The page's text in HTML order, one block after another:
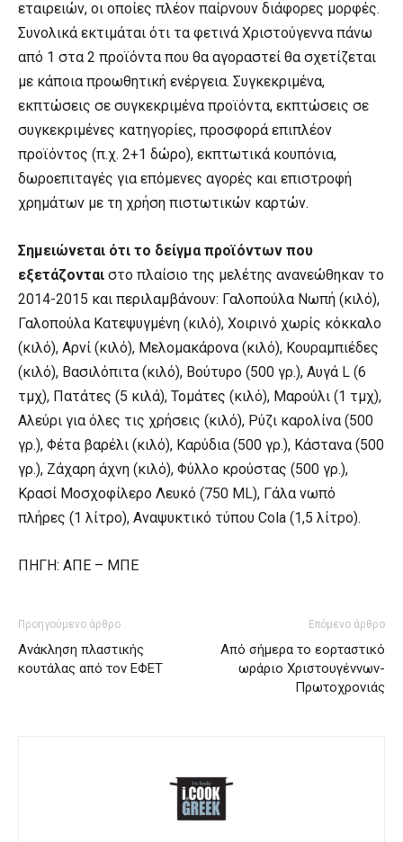
εταιρειών, οι οποίες πλέον παίρνουν διάφορες μορφές.
Συνολικά εκτιμάται ότι τα φετινά Χριστούγεννα πάνω
από 1 στα 2 προϊόντα που θα αγοραστεί θα σχετίζεται
με κάποια προωθητική ενέργεια. Συγκεκριμένα,
εκπτώσεις σε συγκεκριμένα προϊόντα, εκπτώσεις σε
συγκεκριμένες κατηγορίες, προσφορά επιπλέον
προϊόντος (π.χ. 2+1 δώρο), εκπτωτικά κουπόνια,
δωροεπιταγές για επόμενες αγορές και επιστροφή
χρημάτων με τη χρήση πιστωτικών καρτών.
Σημειώνεται ότι το δείγμα προϊόντων που
εξετάζονται στο πλαίσιο της μελέτης ανανεώθηκαν το
2014-2015 και περιλαμβάνουν: Γαλοπούλα Νωπή (κιλό),
Γαλοπούλα Κατεψυγμένη (κιλό), Χοιρινό χωρίς κόκκαλο
(κιλό), Αρνί (κιλό), Μελομακάρονα (κιλό), Κουραμπιέδες
(κιλό), Βασιλόπιτα (κιλό), Βούτυρο (500 γρ.), Αυγά L (6
τμχ), Πατάτες (5 κιλά), Τομάτες (κιλό), Μαρούλι (1 τμχ),
Αλεύρι για όλες τις χρήσεις (κιλό), Ρύζι καρολίνα (500
γρ.), Φέτα βαρέλι (κιλό), Καρύδια (500 γρ.), Κάστανα (500
γρ.), Ζάχαρη άχνη (κιλό), Φύλλο κρούστας (500 γρ.),
Κρασί Μοσχοφίλερο Λευκό (750 ML), Γάλα νωπό
πλήρες (1 λίτρο), Αναψυκτικό τύπου Cola (1,5 λίτρο).
ΠΗΓΗ: ΑΠΕ – ΜΠΕ
Προηγούμενο άρθρο
Ανάκληση πλαστικής
κουτάλας από τον ΕΦΕΤ
Επόμενο άρθρο
Από σήμερα το εορταστικό
ωράριο Χριστουγέννων-
Πρωτοχρονιάς